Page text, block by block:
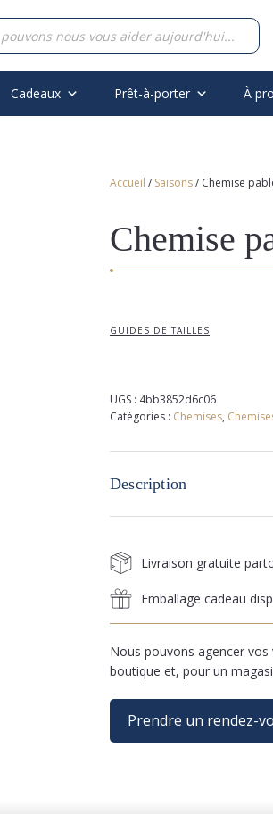
Cadeaux Prêt-à-porter À
Accueil / Saisons/ Chemise
Chemise
GUIDES DE TAILLES
UGS : 4bb3852d6c06
Catégories : Chemises,
Description
Livraison gratuite
Emballage cadeau
Nous pouvons agencer
boutique et, pour un
Prendre un rendez-